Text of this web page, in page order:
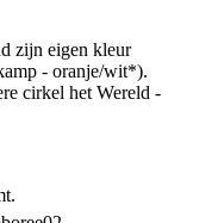
zijn eigen kleur
- oranje/wit*).
cirkel het Wereld -